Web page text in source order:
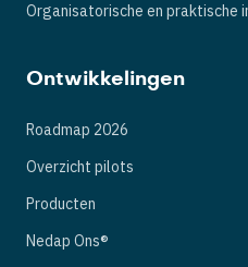
Organisatorische en praktische
Ontwikkelingen
Roadmap 2026
Overzicht pilots
Producten
Nedap Ons®